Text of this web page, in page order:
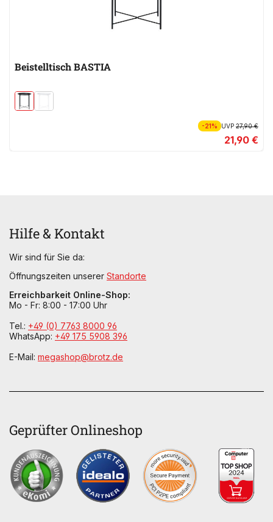
Beistelltisch BASTIA
-21% UVP27,90 €
21,90 €
Hilfe & Kontakt
Wir sind für Sie da:
Öffnungszeiten unserer Standorte
Erreichbarkeit Online-Shop:
Mo - Fr: 8:00 - 17:00 Uhr
Tel.: +49 (0) 7763 8000 96
WhatsApp: +49 175 5908 396
E-Mail: megashop@brotz.de
Geprüfter Onlineshop